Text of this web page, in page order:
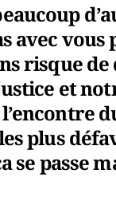
avec
risque
et
plus
se passe